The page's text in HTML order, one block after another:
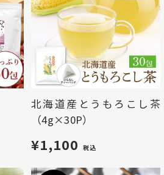
北海道産とうもろこし茶
（4g×30P）
¥1,100 税込